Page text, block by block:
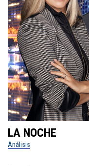
LA NOCHE
Análisis